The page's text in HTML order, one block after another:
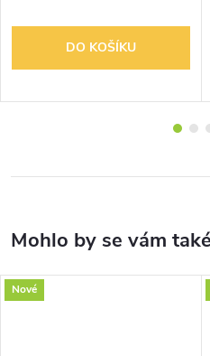
DO KOŠÍKU
Nové